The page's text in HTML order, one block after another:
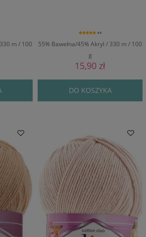
m / 100
55% Bawełna/45% Akryl / 330 m / 100
g
5.0
15,90 zł
DO KOSZYKA